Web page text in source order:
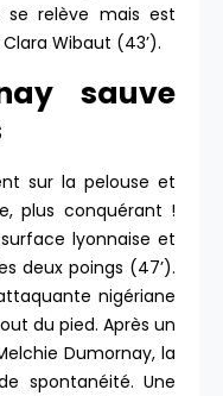
relève mais est
Wibaut (43’).
sauve
sur la pelouse et
plus conquérant !
lyonnaise et
deux poings (47’).
nigériane
du pied. Après un
Dumornay, la
spontanéité. Une